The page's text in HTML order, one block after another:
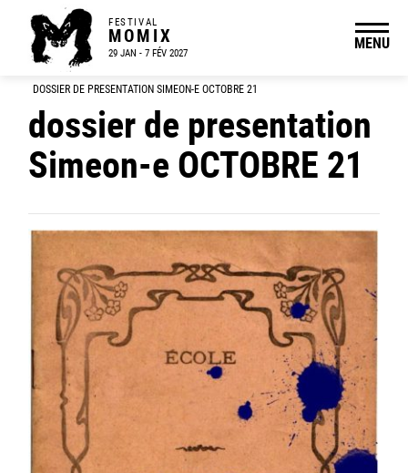
FESTIVAL
MOMIX
29 JAN - 7 FÉV 2027
MENU
DOSSIER DE PRESENTATION SIMEON-E OCTOBRE 21
dossier de presentation
Simeon-e OCTOBRE 21